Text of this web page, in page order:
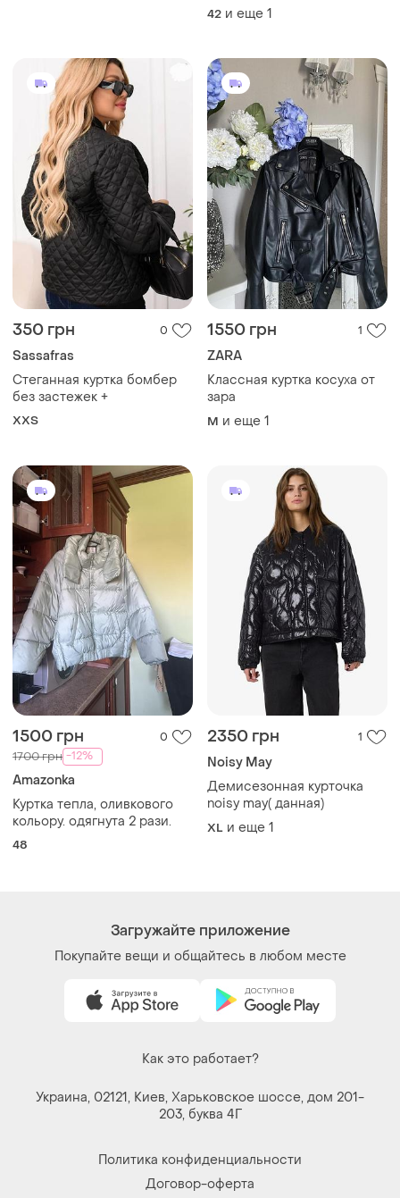
42 и еще 1
350 грн 0
Sassafras
Стеганная куртка бомбер
без застежек +
XХS
1550 грн 1
ZARA
Классная куртка косуха от
зара
M и еще 1
1500 грн 0
1700 грн -12%
Amazonka
Куртка тепла, оливкового
кольору. одягнута 2 рази.
48
2350 грн 1
Noisy May
Демисезонная курточка
noisy may( данная)
XL и еще 1
Загружайте приложение
Покупайте вещи и общайтесь в любом месте
Как это работает?
Украина, 02121, Киев, Харьковское шоссе, дом 201-
203, буква 4Г
Политика конфиденциальности
Договор-оферта